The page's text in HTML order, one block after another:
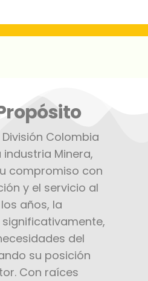
Colombia
Minera,
compromiso con
y el servicio al
años, la
del
su posición
Con raíces